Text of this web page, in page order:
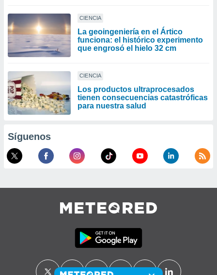
CIENCIA
La geoingeniería en el Ártico
funciona: el histórico experimento
que engrosó el hielo 32 cm
CIENCIA
Los productos ultraprocesados ​​
tienen consecuencias catastróficas
para nuestra salud
Síguenos